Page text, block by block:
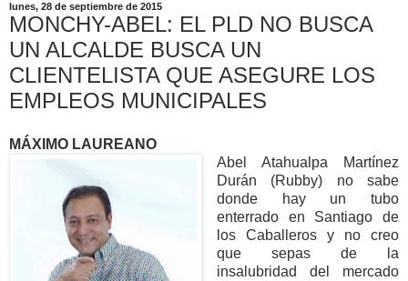
lunes, 28 de septiembre de 2015
MONCHY-ABEL: EL PLD NO BUSCA
UN ALCALDE BUSCA UN
CLIENTELISTA QUE ASEGURE LOS
EMPLEOS MUNICIPALES
MÁXIMO LAUREANO
Abel Atahualpa Martínez
Durán (Rubby) no sabe
donde hay un tubo
enterrado en Santiago de
los Caballeros y no creo
que sepas de la
insalubridad del mercado